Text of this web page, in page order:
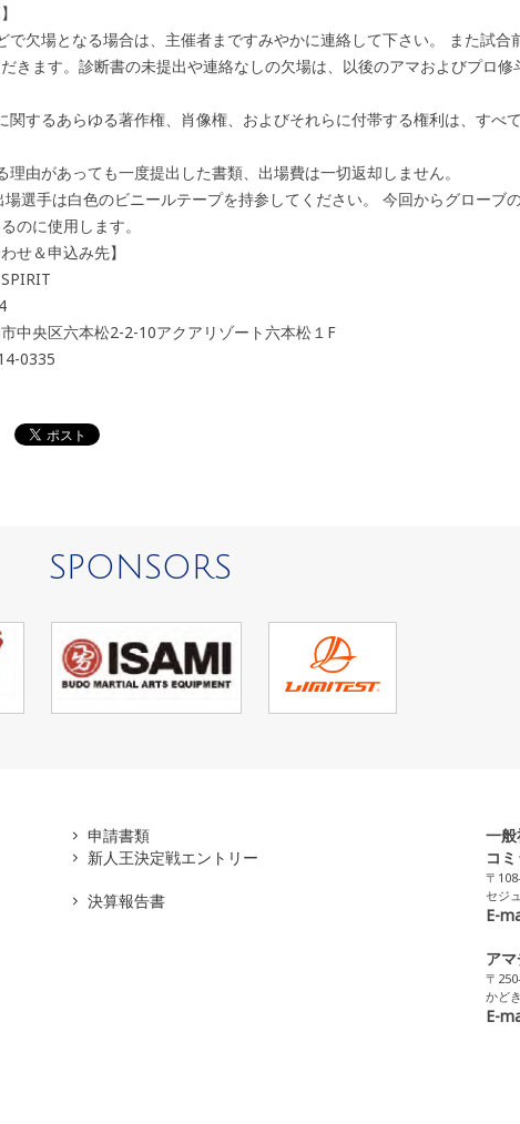
で欠場となる場合は、主催者まですみやかに連絡して下さい。 また試合
きます。診断書の未提出や連絡なしの欠場は、以後のアマおよびプロ修
関するあらゆる著作権、肖像権、およびそれらに付帯する権利は、すべ
理由があっても一度提出した書類、出場費は一切返却しません。
場選手は白色のビニールテープを持参してください。 今回からグローブ
のに使用します。
せ＆申込み先】
中央区六本松2-2-10アクアリゾート六本松１F
0335
SPONSORS
申請書類
新人王決定戦エントリー
決算報告書
一
コ
〒
セジ
E-
ア
〒
かど
E-